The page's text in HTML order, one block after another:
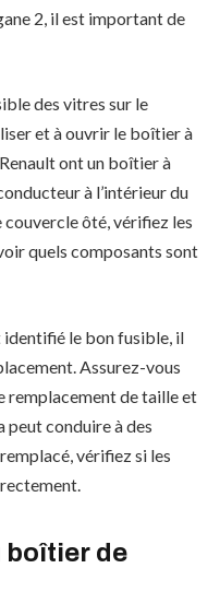
2, il est important de
des vitres sur le
et à ouvrir le boîtier à
ont un boîtier à
à l’intérieur du
ôté, vérifiez les
quels composants sont
identifié le bon fusible, il
Assurez-vous
remplacement de taille et
peut conduire à des
vérifiez si les
boîtier de